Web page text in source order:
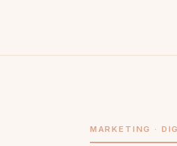
MARKETING ·